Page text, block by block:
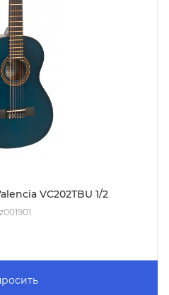
VC202TBU 1/2